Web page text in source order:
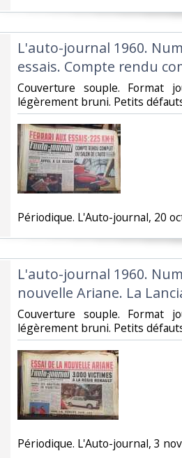
‎L'auto-journal 1960.
essais. Compte rendu
‎Couverture souple. Format
légèrement bruni. Petits
‎Périodique. L'Auto-journal, 20
‎L'auto-journal 1960.
nouvelle Ariane. La
‎Couverture souple. Format
légèrement bruni. Petits
‎Périodique. L'Auto-journal, 3